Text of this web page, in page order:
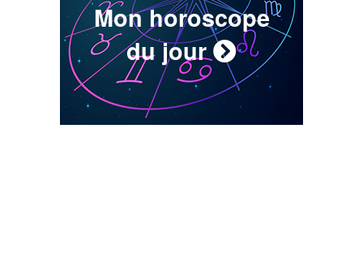
Mon horoscope
du jour